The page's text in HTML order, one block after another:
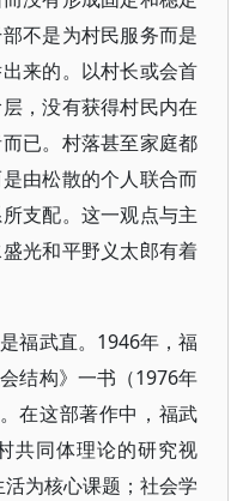
不是为村民服务而是
来的。以村长或会首
，没有获得村民内在
已。村落甚至家庭都
由松散的个人联合而
支配。这一观点与主
光和平野义太郎有着
福武直。1946年，福
结构》一书（1976年
在这部著作中，福武
共同体理论的研究视
为核心课题；社会学